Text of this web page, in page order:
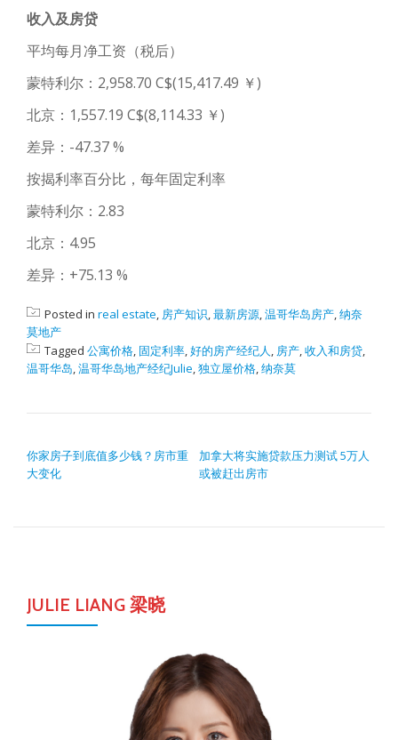
收入及房贷
平均每月净工资（税后）
蒙特利尔：2,958.70 C$(15,417.49 ￥)
北京：1,557.19 C$(8,114.33 ￥)
差异：-47.37 %
按揭利率百分比，每年固定利率
蒙特利尔：2.83
北京：4.95
差异：+75.13 %
Posted in real estate, 房产知识,最新房源,温哥华岛房产,纳奈
莫地产
Tagged 公寓价格, 固定利率,好的房产经纪人, 房产,收入和房贷,
温哥华岛,温哥华岛地产经纪Julie,独立屋价格,纳奈莫
你家房子到底值多少钱？房市重
大变化
加拿大将实施贷款压力测试 5万人
或被赶出房市
JULIE LIANG 梁晓